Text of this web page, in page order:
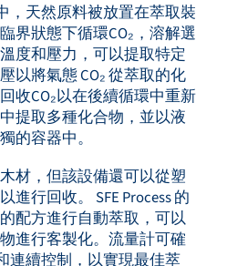
，天然原料被放置在萃取裝
界狀態下循環CO₂，溶解選
度和壓力，可以提取特定
以將氣態 CO₂ 從萃取的化
收CO₂以在後續循環中重新
提取多種化合物，並以液
的容器中。
材，但該設備還可以從塑
行回收。 SFE Process 的
配方進行自動萃取，可以
進行客製化。流量計可確
連續控制，以實現最佳萃